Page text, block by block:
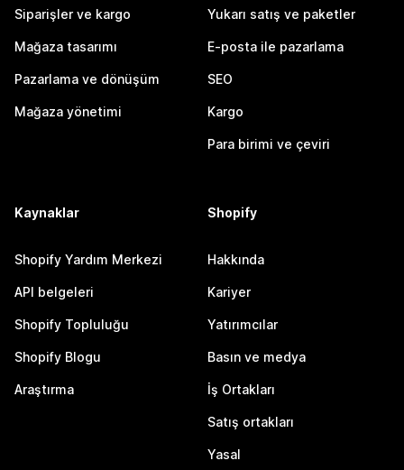
Siparişler ve kargo
Mağaza tasarımı
Pazarlama ve dönüşüm
Mağaza yönetimi
Yukarı satış ve paketler
E-posta ile pazarlama
SEO
Kargo
Para birimi ve çeviri
Kaynaklar
Shopify Yardım Merkezi
API belgeleri
Shopify Topluluğu
Shopify Blogu
Araştırma
Shopify
Hakkında
Kariyer
Yatırımcılar
Basın ve medya
İş Ortakları
Satış ortakları
Yasal